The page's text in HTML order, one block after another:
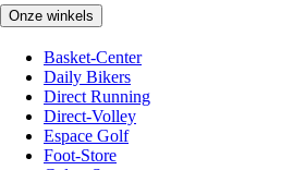
Onze winkels
Basket-Center
Daily Bikers
Direct Running
Direct-Volley
Espace Golf
Foot-Store